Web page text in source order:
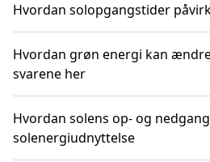
Hvordan solopgangstider
Hvordan grøn energi kan
svarene her
Hvordan solens op- og
solenergiudnyttelse